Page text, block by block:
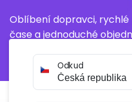
Oblíbení dopravci,
čase a jednoduché
Odkud